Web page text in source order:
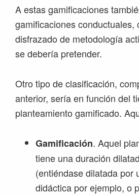
A estas gamificaciones
gamificaciones conductuales,
disfrazado de metodología
se debería pretender.
Otro tipo de clasificación,
anterior, sería en función del
planteamiento gamificado.
Gamificación. Aquel
tiene una duración
(entiéndase dilatada por
didáctica por ejemplo, o